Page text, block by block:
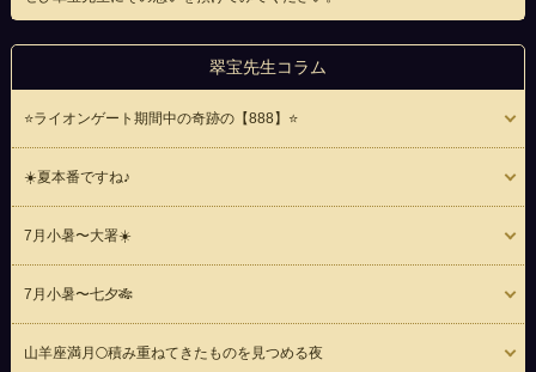
翠宝先生コラム
⭐️ライオンゲート期間中の奇跡の【888】⭐️
☀️夏本番ですね♪
7月小暑〜大署☀️
7月小暑〜七夕🎋
山羊座満月🌕積み重ねてきたものを見つめる夜